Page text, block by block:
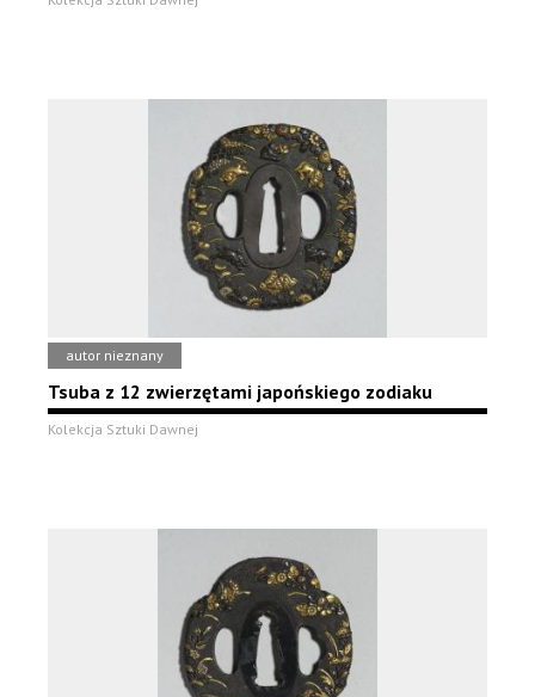
autor nieznany
Tsuba z 12 zwierzętami japońskiego zodiaku
Kolekcja Sztuki Dawnej